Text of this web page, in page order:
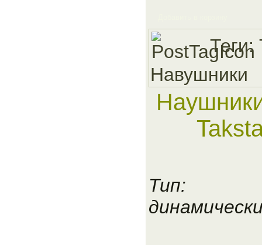
Теги:
Навушники
Тип: